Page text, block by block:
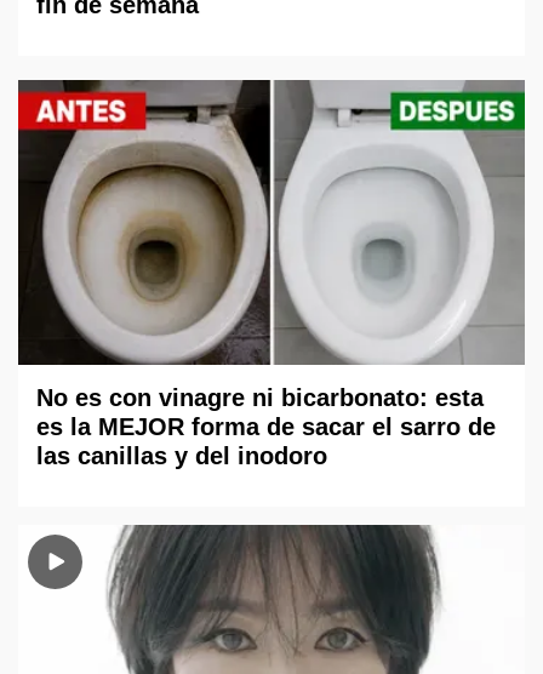
No es con vinagre ni bicarbonato: esta
es la MEJOR forma de sacar el sarro de
las canillas y del inodoro